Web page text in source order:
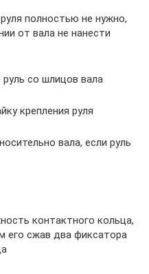
полностью не нужно,
от вала не нанести
со шлицов вала
крепления руля
вала, если руль
контактного кольца,
его сжав два фиксатора